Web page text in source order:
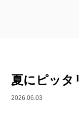
夏にピッタ
2026.06.03